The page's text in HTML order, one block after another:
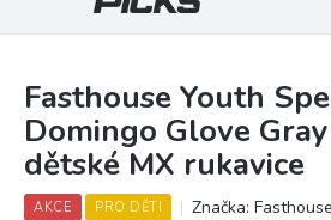
Fasthouse Youth
Domingo Glove
dětské MX rukavice
AKCE PRO DĚTI Značka: Fasthouse